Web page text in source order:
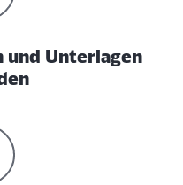
und Unterlagen